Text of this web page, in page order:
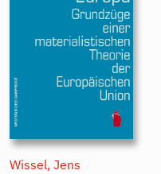
Wissel, Jens